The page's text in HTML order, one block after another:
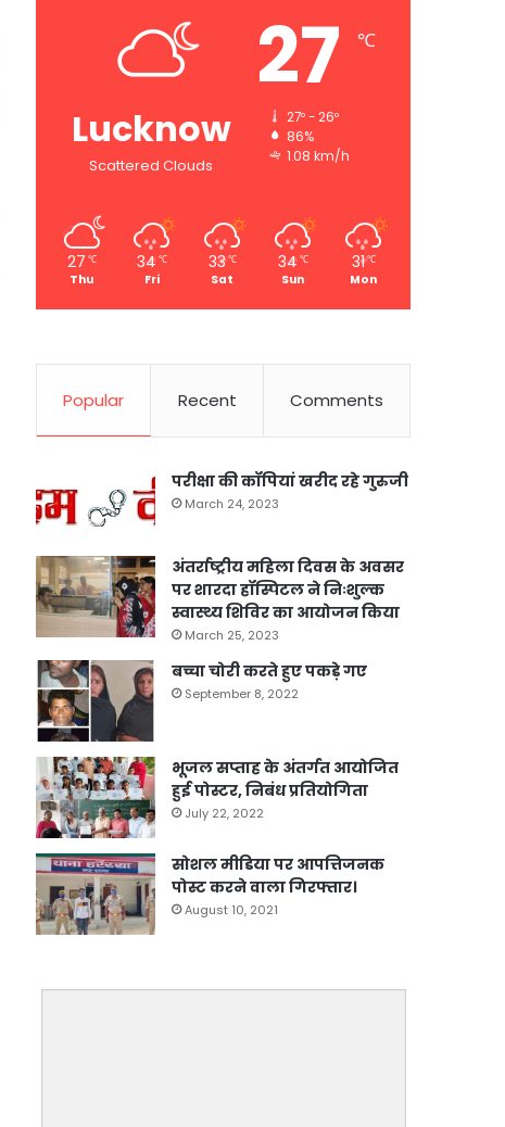
Lucknow
Scattered Clouds
27 ℃
27º - 26º
86%
1.08 km/h
27 ℃
Thu
34 ℃
Fri
33 ℃
Sat
34 ℃
Sun
31℃
Mon
Popular Recent Comments
परीक्षा की कॉपियां खरीद रहे गुरुजी
March 24, 2023
अंतर्राष्ट्रीय महिला दिवस के अवसर
पर शारदा हॉस्पिटल ने निःशुल्क
स्वास्थ्य शिविर का आयोजन किया
March 25, 2023
बच्चा चोरी करते हुए पकड़े गए
September 8, 2022
भूजल सप्ताह के अंतर्गत आयोजित
हुई पोस्टर, निबंध प्रतियोगिता
July 22, 2022
सोशल मीडिया पर आपत्तिजनक
पोस्ट करने वाला गिरफ्तार।
August 10, 2021